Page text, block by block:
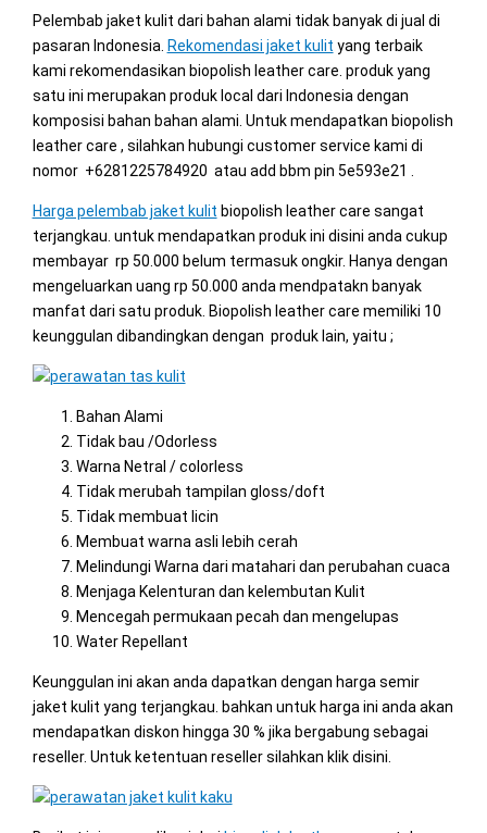
Pelembab jaket kulit dari bahan alami tidak banyak di jual di
pasaran Indonesia. Rekomendasi jaket kulit yang terbaik
kami rekomendasikan biopolish leather care. produk yang
satu ini merupakan produk local dari Indonesia dengan
komposisi bahan bahan alami. Untuk mendapatkan biopolish
leather care , silahkan hubungi customer service kami di
nomor +6281225784920 atau add bbm pin 5e593e21 .
Harga pelembab jaket kulit biopolish leather care sangat
terjangkau. untuk mendapatkan produk ini disini anda cukup
membayar rp 50.000 belum termasuk ongkir. Hanya dengan
mengeluarkan uang rp 50.000 anda mendpatakn banyak
manfat dari satu produk. Biopolish leather care memiliki 10
keunggulan dibandingkan dengan produk lain, yaitu ;
Bahan Alami
Tidak bau /Odorless
Warna Netral / colorless
Tidak merubah tampilan gloss/doft
Tidak membuat licin
Membuat warna asli lebih cerah
Melindungi Warna dari matahari dan perubahan cuaca
Menjaga Kelenturan dan kelembutan Kulit
Mencegah permukaan pecah dan mengelupas
Water Repellant
Keunggulan ini akan anda dapatkan dengan harga semir
jaket kulit yang terjangkau. bahkan untuk harga ini anda akan
mendapatkan diskon hingga 30 % jika bergabung sebagai
reseller. Untuk ketentuan reseller silahkan klik disini.